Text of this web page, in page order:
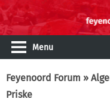
Menu
Feyenoord Forum »
Priske